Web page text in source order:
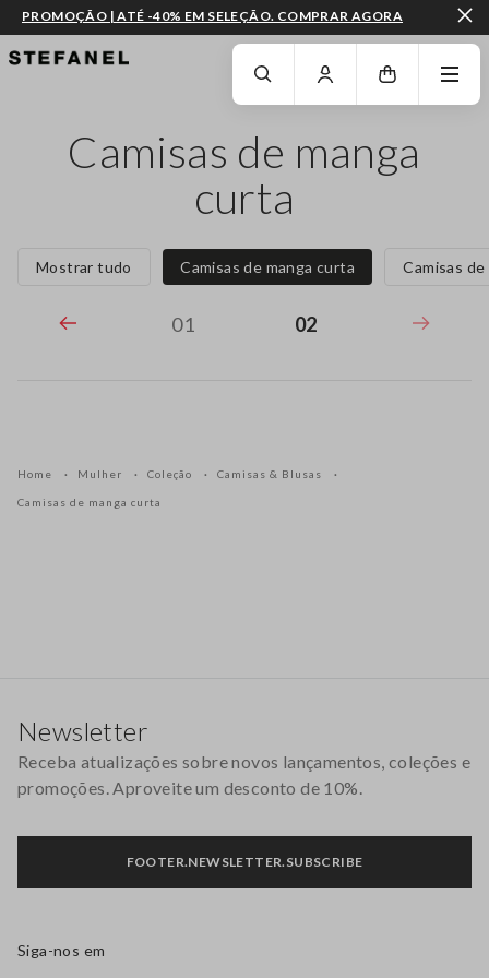
IR PARA O CONTEÚDO PRINCIPAL DESÇA ATÉ AO FIM DA PÁGINA
PROMOÇÃO | ATÉ -40% EM SELEÇÃO. COMPRAR AGORA
Camisas de manga
curta
Mostrar tudo Camisas de manga curta Camisas
01 02
Home Mulher Coleção Camisas & Blusas
Camisas de manga curta
Newsletter
Receba atualizações sobre novos lançamentos, coleções e
promoções. Aproveite um desconto de 10%.
FOOTER.NEWSLETTER.SUBSCRIBE
Siga-nos em